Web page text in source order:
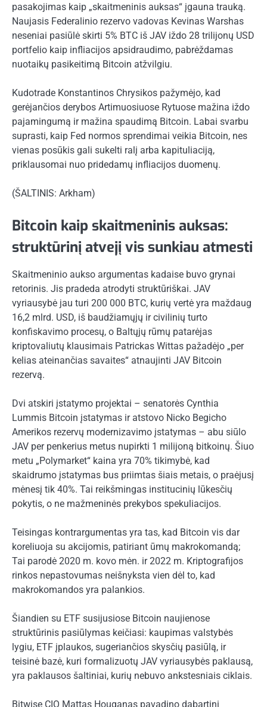
pasakojimas kaip „skaitmeninis auksas“ įgauna trauką.
Naujasis Federalinio rezervo vadovas Kevinas Warshas
neseniai pasiūlė skirti 5% BTC iš JAV iždo 28 trilijonų USD
portfelio kaip infliacijos apsidraudimo, pabrėždamas
nuotaikų pasikeitimą Bitcoin atžvilgiu.
Kudotrade Konstantinos Chrysikos pažymėjo, kad
gerėjančios derybos Artimuosiuose Rytuose mažina iždo
pajamingumą ir mažina spaudimą Bitcoin. Labai svarbu
suprasti, kaip Fed normos sprendimai veikia Bitcoin, nes
vienas posūkis gali sukelti ralį arba kapituliaciją,
priklausomai nuo pridedamų infliacijos duomenų.
(ŠALTINIS: Arkham)
Bitcoin kaip skaitmeninis auksas:
struktūrinį atvejį vis sunkiau atmesti
Skaitmeninio aukso argumentas kadaise buvo grynai
retorinis. Jis pradeda atrodyti struktūriškai. JAV
vyriausybė jau turi 200 000 BTC, kurių vertė yra maždaug
16,2 mlrd. USD, iš baudžiamųjų ir civilinių turto
konfiskavimo procesų, o Baltųjų rūmų patarėjas
kriptovaliutų klausimais Patrickas Wittas pažadėjo „per
kelias ateinančias savaites“ atnaujinti JAV Bitcoin
rezervą.
Dvi atskiri įstatymo projektai – senatorės Cynthia
Lummis Bitcoin įstatymas ir atstovo Nicko Begicho
Amerikos rezervų modernizavimo įstatymas – abu siūlo
JAV per penkerius metus nupirkti 1 milijoną bitkoinų. Šiuo
metu „Polymarket“ kaina yra 70% tikimybė, kad
skaidrumo įstatymas bus priimtas šiais metais, o praėjusį
mėnesį tik 40%. Tai reikšmingas institucinių lūkesčių
pokytis, o ne mažmeninės prekybos spekuliacijos.
Teisingas kontrargumentas yra tas, kad Bitcoin vis dar
koreliuoja su akcijomis, patiriant ūmų makrokomandą;
Tai parodė 2020 m. kovo mėn. ir 2022 m. Kriptografijos
rinkos nepastovumas neišnyksta vien dėl to, kad
makrokomandos yra palankios.
Šiandien su ETF susijusiose Bitcoin naujienose
struktūrinis pasiūlymas keičiasi: kaupimas valstybės
lygiu, ETF įplaukos, sugeriančios skysčių pasiūlą, ir
teisinė bazė, kuri formalizuotų JAV vyriausybės paklausą,
yra paklausos šaltiniai, kurių nebuvo ankstesniais ciklais.
Bitwise CIO Mattas Houganas pavadino dabartinį